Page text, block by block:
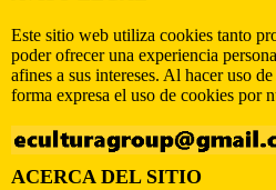
Este sitio web utiliza cookies tanto
poder ofrecer una experiencia
afines a sus intereses. Al hacer uso
forma expresa el uso de cookies por
ACERCA DEL SITIO